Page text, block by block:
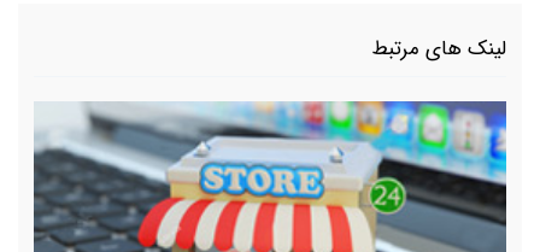
لینک های مرتبط